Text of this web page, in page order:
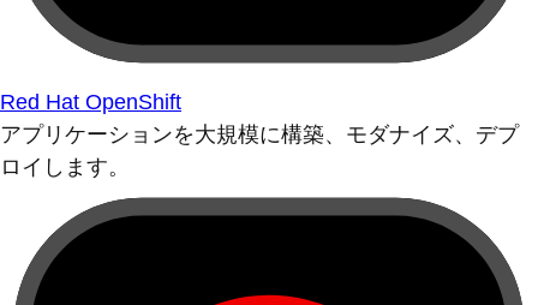
Red Hat OpenShift
アプリケーションを大規模に構築、モダナイズ、デプ
ロイします。